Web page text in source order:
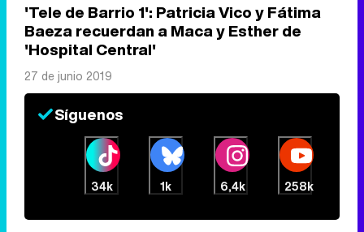
'Tele de Barrio 1': Patricia Vico y Fátima
Baeza recuerdan a Maca y Esther de
'Hospital Central'
27 de junio 2019
Síguenos
34k 1k 6,4k 258k